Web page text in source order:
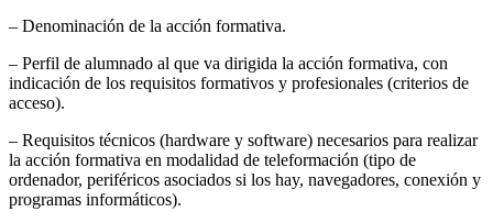
– Denominación de la acción formativa.
– Perfil de alumnado al que va dirigida la acción formativa, con
indicación de los requisitos formativos y profesionales (criterios de
acceso).
– Requisitos técnicos (hardware y software) necesarios para realizar
la acción formativa en modalidad de teleformación (tipo de
ordenador, periféricos asociados si los hay, navegadores, conexión y
programas informáticos).